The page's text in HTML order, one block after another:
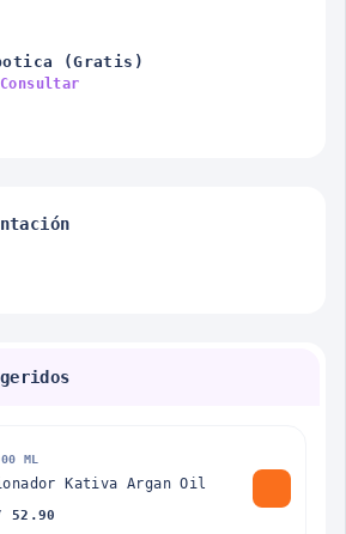
(Gratis)
Consultar
ML
Kativa Argan Oil
52.90